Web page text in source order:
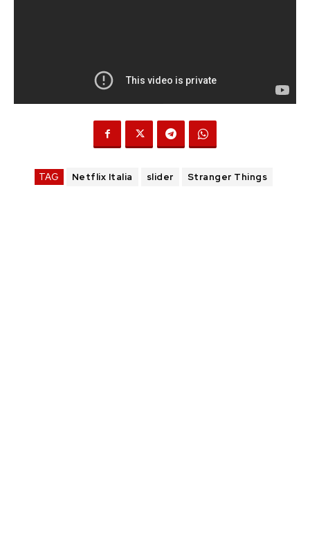
TAG Netflix Italia slider Stranger Things